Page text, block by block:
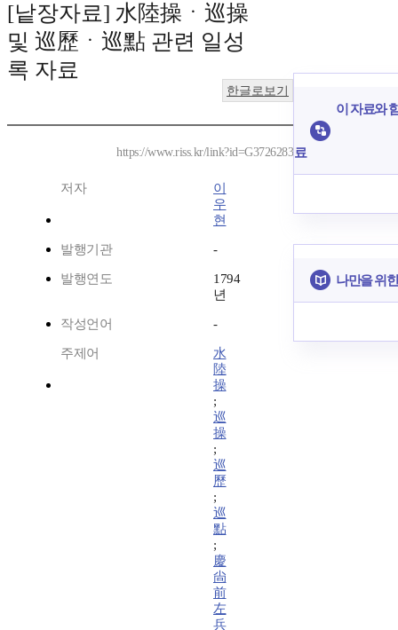
[낱장자료] 水陸操ㆍ巡操
및 巡歷ㆍ巡點 관련 일성
록 자료
한글로보기
https://www.riss.kr/link?id=G3726283
저자
이
우
현
발행기관 -
발행연도
1794
년
작성언어 -
주제어
水
陸
操
;
巡
操
;
巡
歷
;
巡
點
;
慶
尙
前
左
兵
이 자료와
료
나만을 위